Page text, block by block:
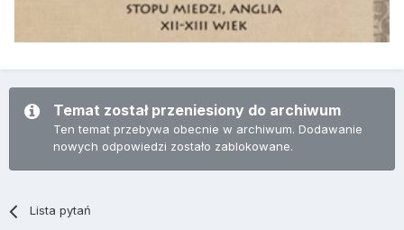
Temat został przeniesiony do archiwum
Ten temat przebywa obecnie w archiwum. Dodawanie
nowych odpowiedzi zostało zablokowane.
Lista pytań